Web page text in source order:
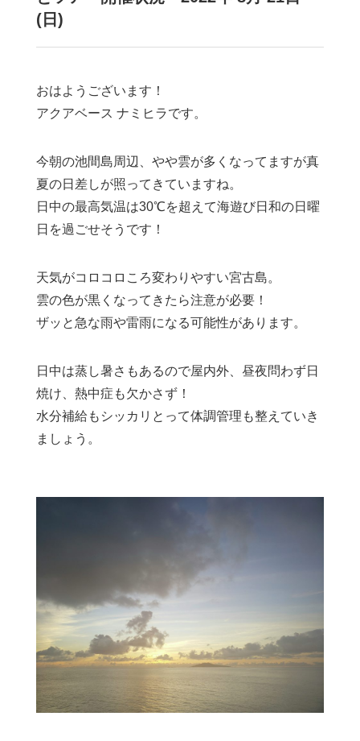
(日)
おはようございます！
アクアベース ナミヒラです。
今朝の池間島周辺、やや雲が多くなってますが真
夏の日差しが照ってきていますね。
日中の最高気温は30℃を超えて海遊び日和の日曜
日を過ごせそうです！
天気がコロコロころ変わりやすい宮古島。
雲の色が黒くなってきたら注意が必要！
ザッと急な雨や雷雨になる可能性があります。
日中は蒸し暑さもあるので屋内外、昼夜問わず日
焼け、熱中症も欠かさず！
水分補給もシッカリとって体調管理も整えていき
ましょう。